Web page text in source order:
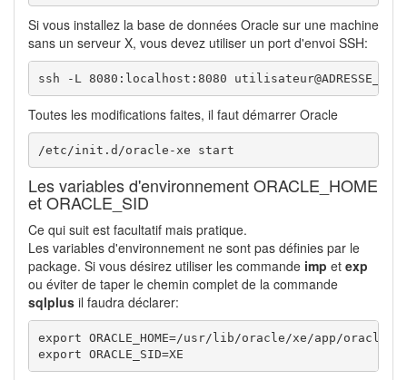
Si vous installez la base de données Oracle sur une machine
sans un serveur X, vous devez utiliser un port d'envoi SSH:
ssh -L 8080:localhost:8080
Toutes les modifications faites, il faut démarrer Oracle
/etc/init.d/oracle-xe start
Les variables d'environnement ORACLE_HOME
et ORACLE_SID
Ce qui suit est facultatif mais pratique.
Les variables d'environnement ne sont pas définies par le
package. Si vous désirez utiliser les commande imp et exp
ou éviter de taper le chemin complet de la commande
sqlplus il faudra déclarer:
export ORACLE_HOME=/usr/lib/oracle/xe/app/
export ORACLE_SID=XE